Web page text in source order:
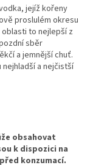
jejíž kořeny
proslulém okresu
to nejlepší z
sběr
a jemnější chuť.
a nejčistší